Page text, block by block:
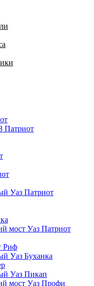
Патриот
Уаз Патриот
мост Уаз Патриот
Риф
Уаз Буханка
Уаз Пикап
мост Уаз Профи